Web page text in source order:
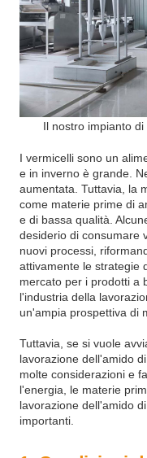
Il nostro impianto
I vermicelli sono un
e in inverno è grande.
aumentata. Tuttavia, la
come materie prime di
e di bassa qualità.
desiderio di consumare
nuovi processi,
attivamente le strategie
mercato per i prodotti a
l'industria della
un'ampia prospettiva di
Tuttavia, se si vuole
lavorazione dell'amido
molte considerazioni e
l'energia, le materie
lavorazione dell'amido
importanti.